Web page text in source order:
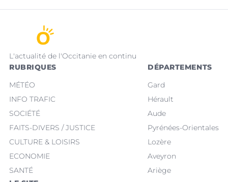
L'actualité de l'Occitanie en continu
RUBRIQUES
MÉTÉO
INFO TRAFIC
SOCIÉTÉ
FAITS-DIVERS / JUSTICE
CULTURE & LOISIRS
ECONOMIE
SANTÉ
DÉPARTEMENTS
Gard
Hérault
Aude
Pyrénées-Orientales
Lozère
Aveyron
Ariège